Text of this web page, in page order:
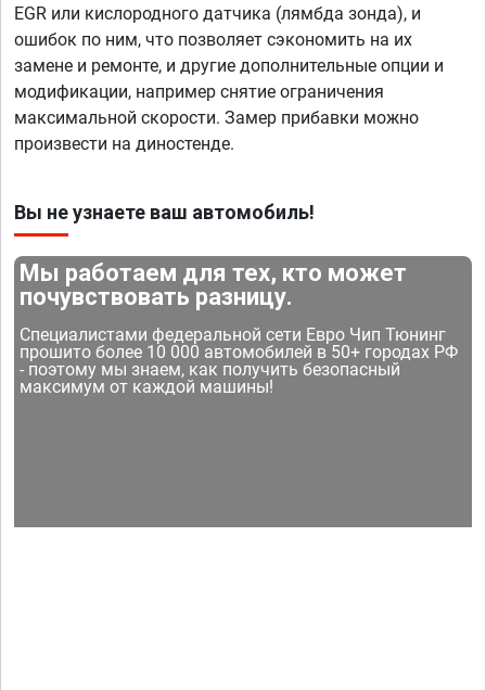
EGR или кислородного датчика (лямбда зонда), и
ошибок по ним, что позволяет сэкономить на их
замене и ремонте, и другие дополнительные опции и
модификации, например снятие ограничения
максимальной скорости. Замер прибавки можно
произвести на диностенде.
Вы не узнаете ваш автомобиль!
Мы работаем для тех, кто может
почувствовать разницу.
Специалистами федеральной сети Евро Чип Тюнинг
прошито более 10 000 автомобилей в 50+ городах РФ
- поэтому мы знаем, как получить безопасный
максимум от каждой машины!